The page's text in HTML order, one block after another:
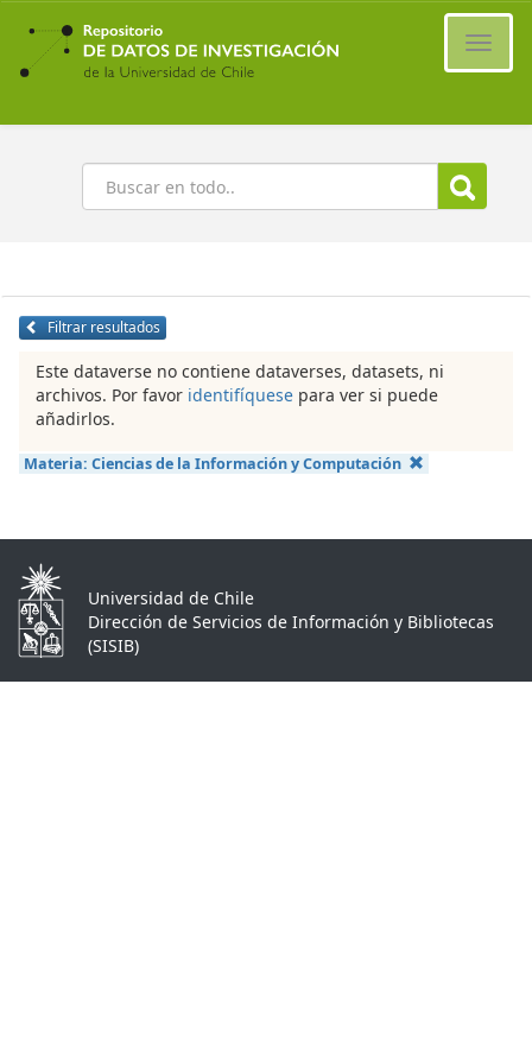
Ir
contenido
principal
Buscar
Filtrar resultados
Este dataverse no contiene dataverses, datasets, ni
archivos. Por favor identifíquese para ver si puede
añadirlos.
Materia: Ciencias de la Información y Computación
Universidad de Chile
Dirección de Servicios de Información y Bibliotecas
(SISIB)